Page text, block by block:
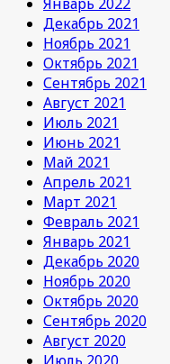
Декабрь 2021
Ноябрь 2021
Октябрь 2021
Сентябрь 2021
Август 2021
Июль 2021
Июнь 2021
Май 2021
Апрель 2021
Март 2021
Февраль 2021
Январь 2021
Декабрь 2020
Ноябрь 2020
Октябрь 2020
Сентябрь 2020
Август 2020